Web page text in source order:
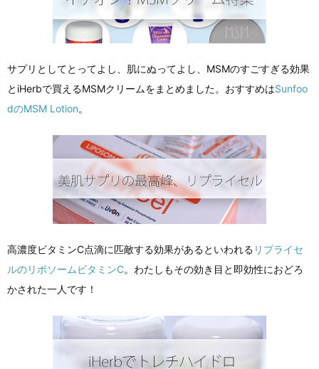
サプリとしてとってよし、肌にぬってよし、MSMのすごすぎる効果
とiHerbで買えるMSMクリームをまとめました。おすすめはSunfoo
dのMSM Lotion。
高濃度ビタミンC点滴に匹敵する効果があるといわれる リプライセ
ルのリポソームビタミンC。わたしもその効き目と即効性におどろ
かされた一人です！